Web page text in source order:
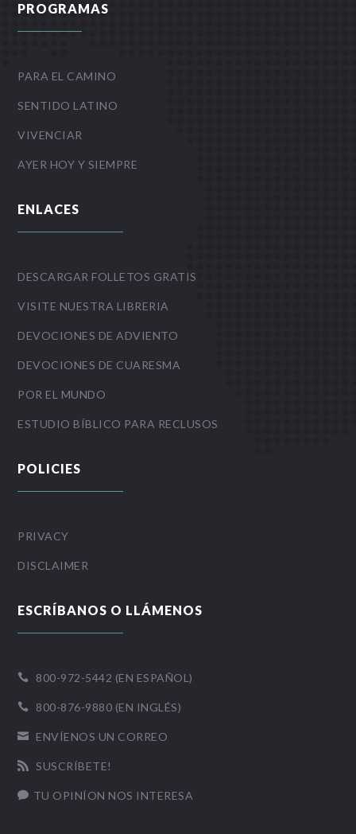
PROGRAMAS
PARA EL CAMINO
SENTIDO LATINO
VIVENCIAR
AYER HOY Y SIEMPRE
ENLACES
DESCARGAR FOLLETOS GRATIS
VISITE NUESTRA LIBRERIA
DEVOCIONES DE ADVIENTO
DEVOCIONES DE CUARESMA
POR EL MUNDO
ESTUDIO BÍBLICO PARA RECLUSOS
POLICIES
PRIVACY
DISCLAIMER
ESCRÍBANOS O LLÁMENOS
 800-972-5442 (EN ESPAÑOL)
 800-876-9880 (EN INGLÉS)
 ENVÍENOS UN CORREO
 SUSCRÍBETE!
 TU OPINÍON NOS INTERESA